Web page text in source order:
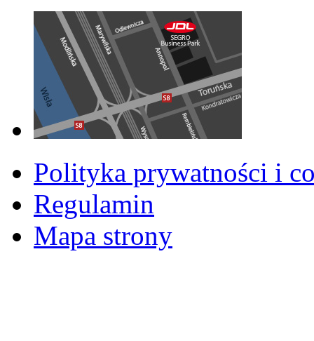
Polityka prywatności i
Regulamin
Mapa strony